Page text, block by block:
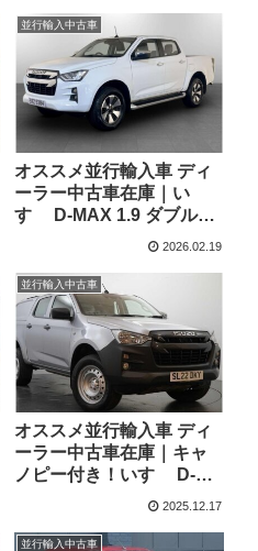
6MT 右ハンドル
並行輸入中古車
オススメ並行輸入車 ディ
ーラー中古車在庫｜い
すゞ D-MAX 1.9 ダブルキ
ャブ DL40 4WD 6MT 右ハ
2026.02.19
並行輸入中古車
オススメ並行輸入車 ディ
ーラー中古車在庫｜キャ
ノピー付き！いすゞ D-
MAX 1.9 ダブルキャブ
ル
2025.12.17
並行輸入中古車